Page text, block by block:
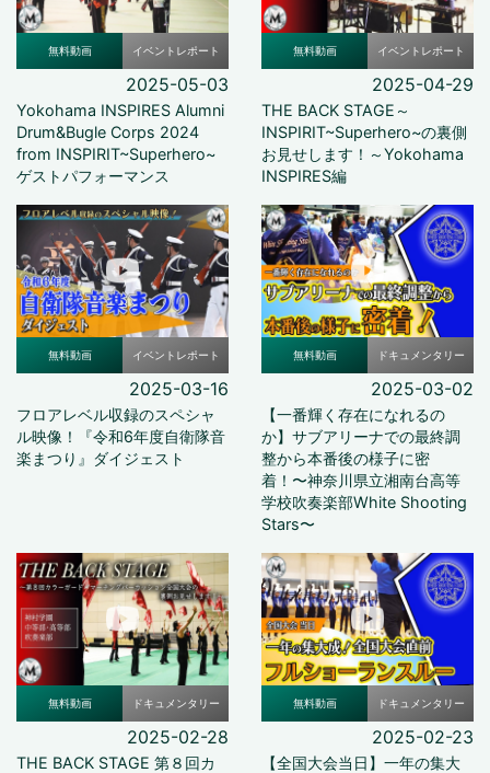
無料動画 イベントレポート
2025-05-03
Yokohama INSPIRES Alumni
Drum&Bugle Corps 2024
from INSPIRIT~Superhero~
ゲストパフォーマンス
無料動画 イベントレポート
2025-04-29
THE BACK STAGE～
INSPIRIT~Superhero~の裏側
お見せします！～Yokohama
INSPIRES編
無料動画 イベントレポート
2025-03-16
フロアレベル収録のスペシャ
ル映像！『令和6年度自衛隊音
楽まつり』ダイジェスト
無料動画 ドキュメンタリー
2025-03-02
【一番輝く存在になれるの
か】サブアリーナでの最終調
整から本番後の様子に密
着！〜神奈川県立湘南台高等
学校吹奏楽部White Shooting
Stars〜
無料動画 ドキュメンタリー
2025-02-28
THE BACK STAGE 第８回カ
無料動画 ドキュメンタリー
2025-02-23
【全国大会当日】一年の集大